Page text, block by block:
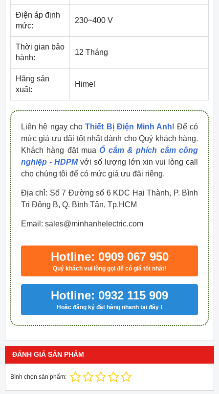
Điện áp định
mức:
230~400 V
Thời gian bảo
hành:
12 Tháng
Hãng sản
xuất:
Himel
Liên hệ ngay choThiết Bị Điện Minh Anh! Để có
mức giá ưu đãi tốt nhất dành cho Quý khách hàng.
Khách hàng đặt muaỔ cắm & phích cắm công
nghiệp - HDPM với số lượng lớn xin vui lòng call
cho chúng tôi để có mức giá ưu đãi riêng.
Địa chỉ: Số 7 Đường số 6 KDC Hai Thành, P. Bình
Trị Đông B, Q. Bình Tân, Tp.HCM
Email: sales@minhanhelectric.com
Hotline: 0909 067 950
Quý khách vui lòng gọi để có giá tốt nhất!
Hotline: 0932 115 909
Hoặc đăng ký đặt hàng nhanh tại đây !
ĐÁNH GIÁ SẢN PHẨM
Bình chọn sản phẩm: